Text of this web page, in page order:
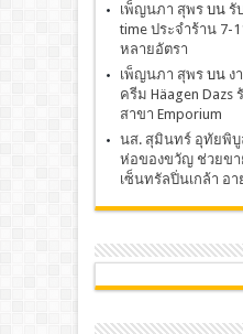
เพ็ญนภา สุพรบน รั
time ประจำร้าน 7-
หลายอัตรา
เพ็ญนภา สุพรบน ง
ครีม Häagen
สาขา Emporium
นส. สุมินทร์ อุทัยพิบู
ห่อของขวัญ ช่วยขา
เซ็นทรัลปิ่นเกล้า อ